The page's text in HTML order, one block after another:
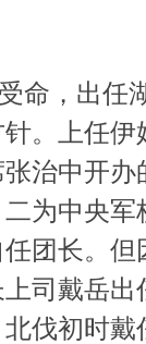
命，出任
。上任
治中开
为中央
团长。
司戴岳
伐初时